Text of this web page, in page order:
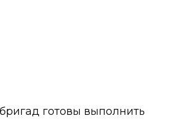
готовы выполнить